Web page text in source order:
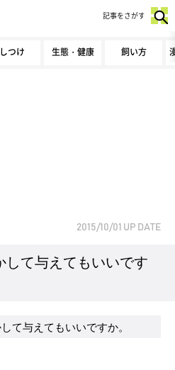
しつけ 生態・健康 飼い方
記事をさがす
2015/10/01 UP DATE
して与えてもいいです
て与えてもいいですか。